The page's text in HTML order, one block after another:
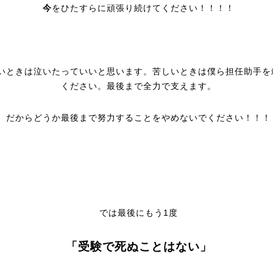
今をひたすらに頑張り続けてください！！！！
ときは泣いたっていいと思います。苦しいときは僕ら担任助手
ください。最後まで全力で支えます。
だからどうか最後まで努力することをやめないでください！！！
では最後にもう1度
「受験で死ぬことはない」